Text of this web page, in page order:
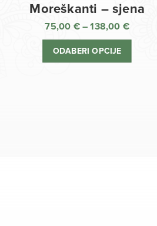
Moreškanti – sjena
75,00 € – 138,00 €Raspon
cijena:
ODABERI OPCIJE